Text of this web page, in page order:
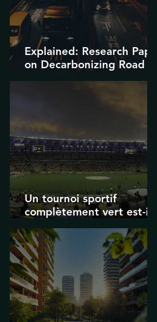
Explained: Research Paper
on Decarbonizing Road
Transport in Korea
Un tournoi sportif
complètement vert est-il
possible ? Les limites des
Jeux olympiques et de la
Coupe du monde de la
FIFA